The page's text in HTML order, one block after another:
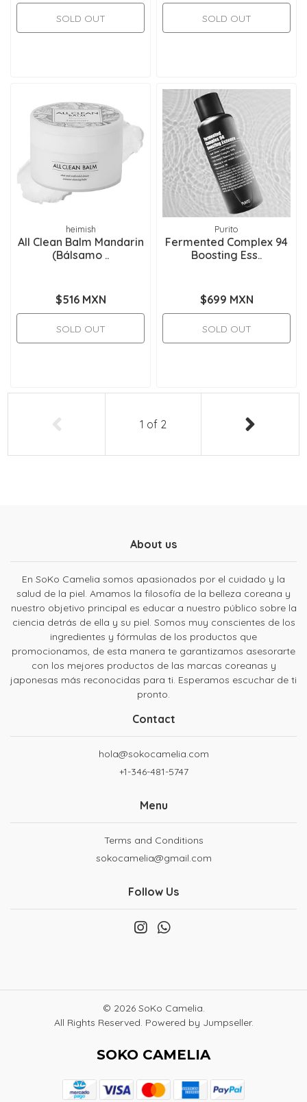
SOLD OUT SOLD OUT
heimish
All Clean Balm Mandarin
(Bálsamo ..
$516 MXN
SOLD OUT
Purito
Fermented Complex 94
Boosting Ess..
$699 MXN
SOLD OUT
1 of 2
About us
En SoKo Camelia somos apasionados por el cuidado y la
salud de la piel. Amamos la filosofía de la belleza coreana y
nuestro objetivo principal es educar a nuestro público sobre la
ciencia detrás de ella y su piel. Somos muy conscientes de los
ingredientes y fórmulas de los productos que
promocionamos, de esta manera te garantizamos asesorarte
con los mejores productos de las marcas coreanas y
japonesas más reconocidas para ti. Esperamos escuchar de ti
pronto.
Contact
hola@sokocamelia.com
+1-346-481-5747
Menu
Terms and Conditions
sokocamelia@gmail.com
Follow Us
© 2026 SoKo Camelia.
All Rights Reserved. Powered by Jumpseller.
SOKO CAMELIA